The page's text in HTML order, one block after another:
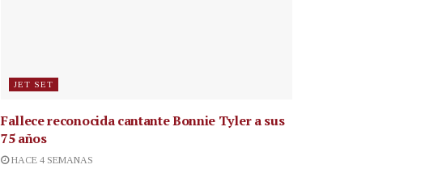
JET SET
Fallece reconocida cantanteBonnie Tyler a sus
75 años
HACE 4 SEMANAS